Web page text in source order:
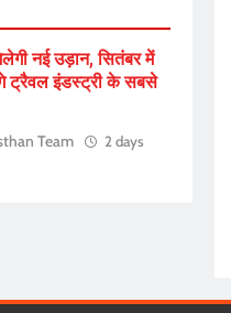
नई उड़ान, सितंबर में
ट्रैवल इंडस्ट्री के सबसे
Team
2 days